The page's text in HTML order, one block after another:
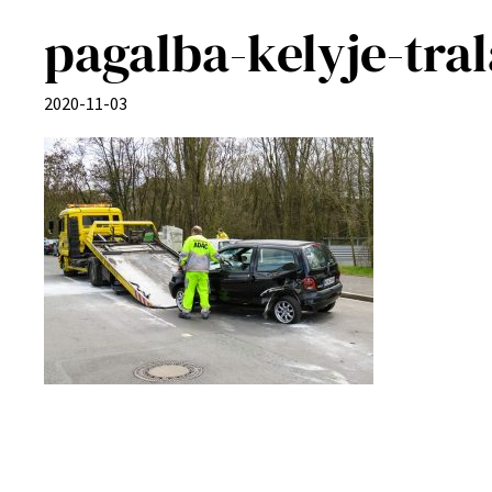
pagalba-kelyje-
2020-11-03